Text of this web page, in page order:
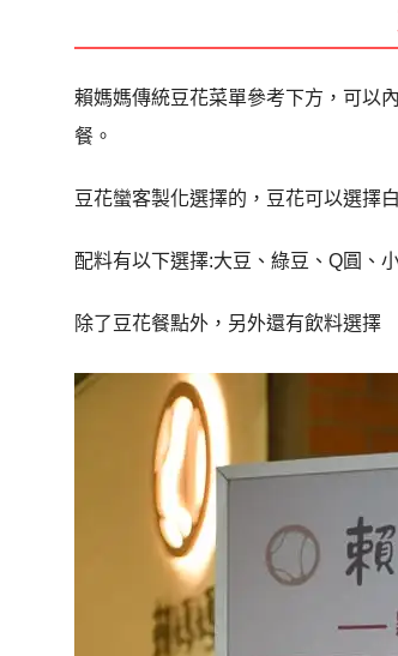
賴媽媽傳統豆花菜單參考下方，可以
餐。
豆花蠻客製化選擇的，豆花可以選擇
配料有以下選擇:大豆、綠豆、Q圓、
除了豆花餐點外，另外還有飲料選擇